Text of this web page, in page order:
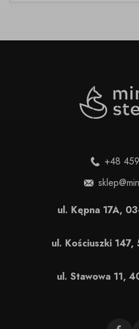
+48
ul. Kępna 17A,
ul. Kościuszki
ul. Stawowa 11,